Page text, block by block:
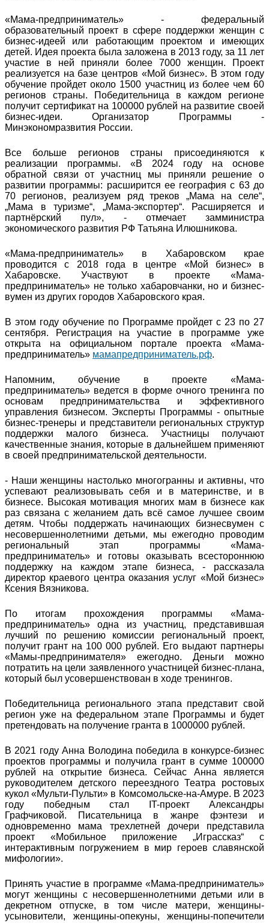
«Мама-предприниматель» - федеральный
образовательный проект в сфере поддержки женщин с
бизнес-идеей или работающим проектом и имеющих
детей. Идея проекта была заложена в 2013 году, за 11 лет
участие в ней приняли более 7000 женщин. Проект
реализуется на базе центров «Мой бизнес». В этом году
обучение пройдет около 1500 участниц из более чем 60
регионов страны. Победительница в каждом регионе
получит сертификат на 100000 рублей на развитие своей
бизнес-идеи. Организатор Программы -
Минэкономразвития России.
Все больше регионов страны присоединяются к
реализации программы. «В 2024 году на основе
обратной связи от участниц мы приняли решение о
развитии программы: расширится ее география с 63 до
70 регионов, реализуем ряд треков „Мама на селе“,
„Мама в туризме“, „Мама-экспортер“. Расширяется и
партнёрский пул», - отмечает замминистра
экономического развития РФ Татьяна Илюшникова.
«Мама-предприниматель» в Хабаровском крае
проводится с 2018 года в центре «Мой бизнес» в
Хабаровске. Участвуют в проекте «Мама-
предприниматель» не только хабаровчанки, но и бизнес-
вумен из других городов Хабаровского края.
В этом году обучение по Программе пройдет с 23 по 27
сентября. Регистрация на участие в программе уже
открыта на официальном портале проекта «Мама-
предприниматель» мамапредприниматель.рф.
Напомним, обучение в проекте «Мама-
предприниматель» ведется в форме очного тренинга по
основам предпринимательства и эффективного
управления бизнесом. Эксперты Программы - опытные
бизнес-тренеры и представители региональных структур
поддержки малого бизнеса. Участницы получают
качественные знания, которые в дальнейшем применяют
в своей предпринимательской деятельности.
- Наши женщины настолько многогранны и активны, что
успевают реализовывать себя и в материнстве, и в
бизнесе. Высокая мотивация многих мам в бизнесе как
раз связана с желанием дать всё самое лучшее своим
детям. Чтобы поддержать начинающих бизнесвумен с
несовершеннолетними детьми, мы ежегодно проводим
региональный этап программы «Мама-
предприниматель» и готовы оказывать всестороннюю
поддержку на каждом этапе бизнеса, - рассказала
директор краевого центра оказания услуг «Мой бизнес»
Ксения Вязникова.
По итогам прохождения программы «Мама-
предприниматель» одна из участниц, представившая
лучший по решению комиссии региональный проект,
получит грант на 100 000 рублей. Его выдают партнеры
«Мамы-предпринимателя» ежегодно. Деньги можно
потратить на цели заявленного участницей бизнес-плана,
который был усовершенствован в ходе тренингов.
Победительница регионального этапа представит свой
регион уже на федеральном этапе Программы и будет
претендовать на получение гранта в 1000000 рублей.
В 2021 году Анна Володина победила в конкурсе-бизнес
проектов программы и получила грант в сумме 100000
рублей на открытие бизнеса. Сейчас Анна является
руководителем детского переездного Театра ростовых
кукол «Мульти-Пульти» в Комсомольске-на-Амуре. В 2023
году победным стал IT-проект Александры
Графчиковой. Писательница в жанре фэнтези и
одновременно мама трехлетней дочери представила
проект «Мобильное приложение „Играссказ“ с
интерактивным погружением в мир героев славянской
мифологии».
Принять участие в программе «Мама-предприниматель»
могут женщины с несовершеннолетними детьми или в
декретном отпуске, в том числе матери, женщины-
усыновители, женщины-опекуны, женщины-попечители